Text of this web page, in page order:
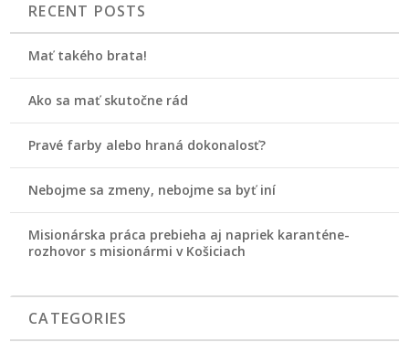
RECENT POSTS
Mať takého brata!
Ako sa mať skutočne rád
Pravé farby alebo hraná dokonalosť?
Nebojme sa zmeny, nebojme sa byť iní
Misionárska práca prebieha aj napriek karanténe-
rozhovor s misionármi v Košiciach
CATEGORIES